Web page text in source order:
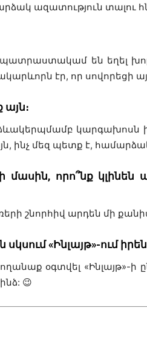
ազատություն տալու
են եղել
էր, որ սովորեցի
կարգախոսն
ինչ մեզ պետք է,
մասին, որո՞նք
շնորհիվ արդեն մի
«Ինլայթ»-ում
օգտվել «Ինլայթ»-ի
😉